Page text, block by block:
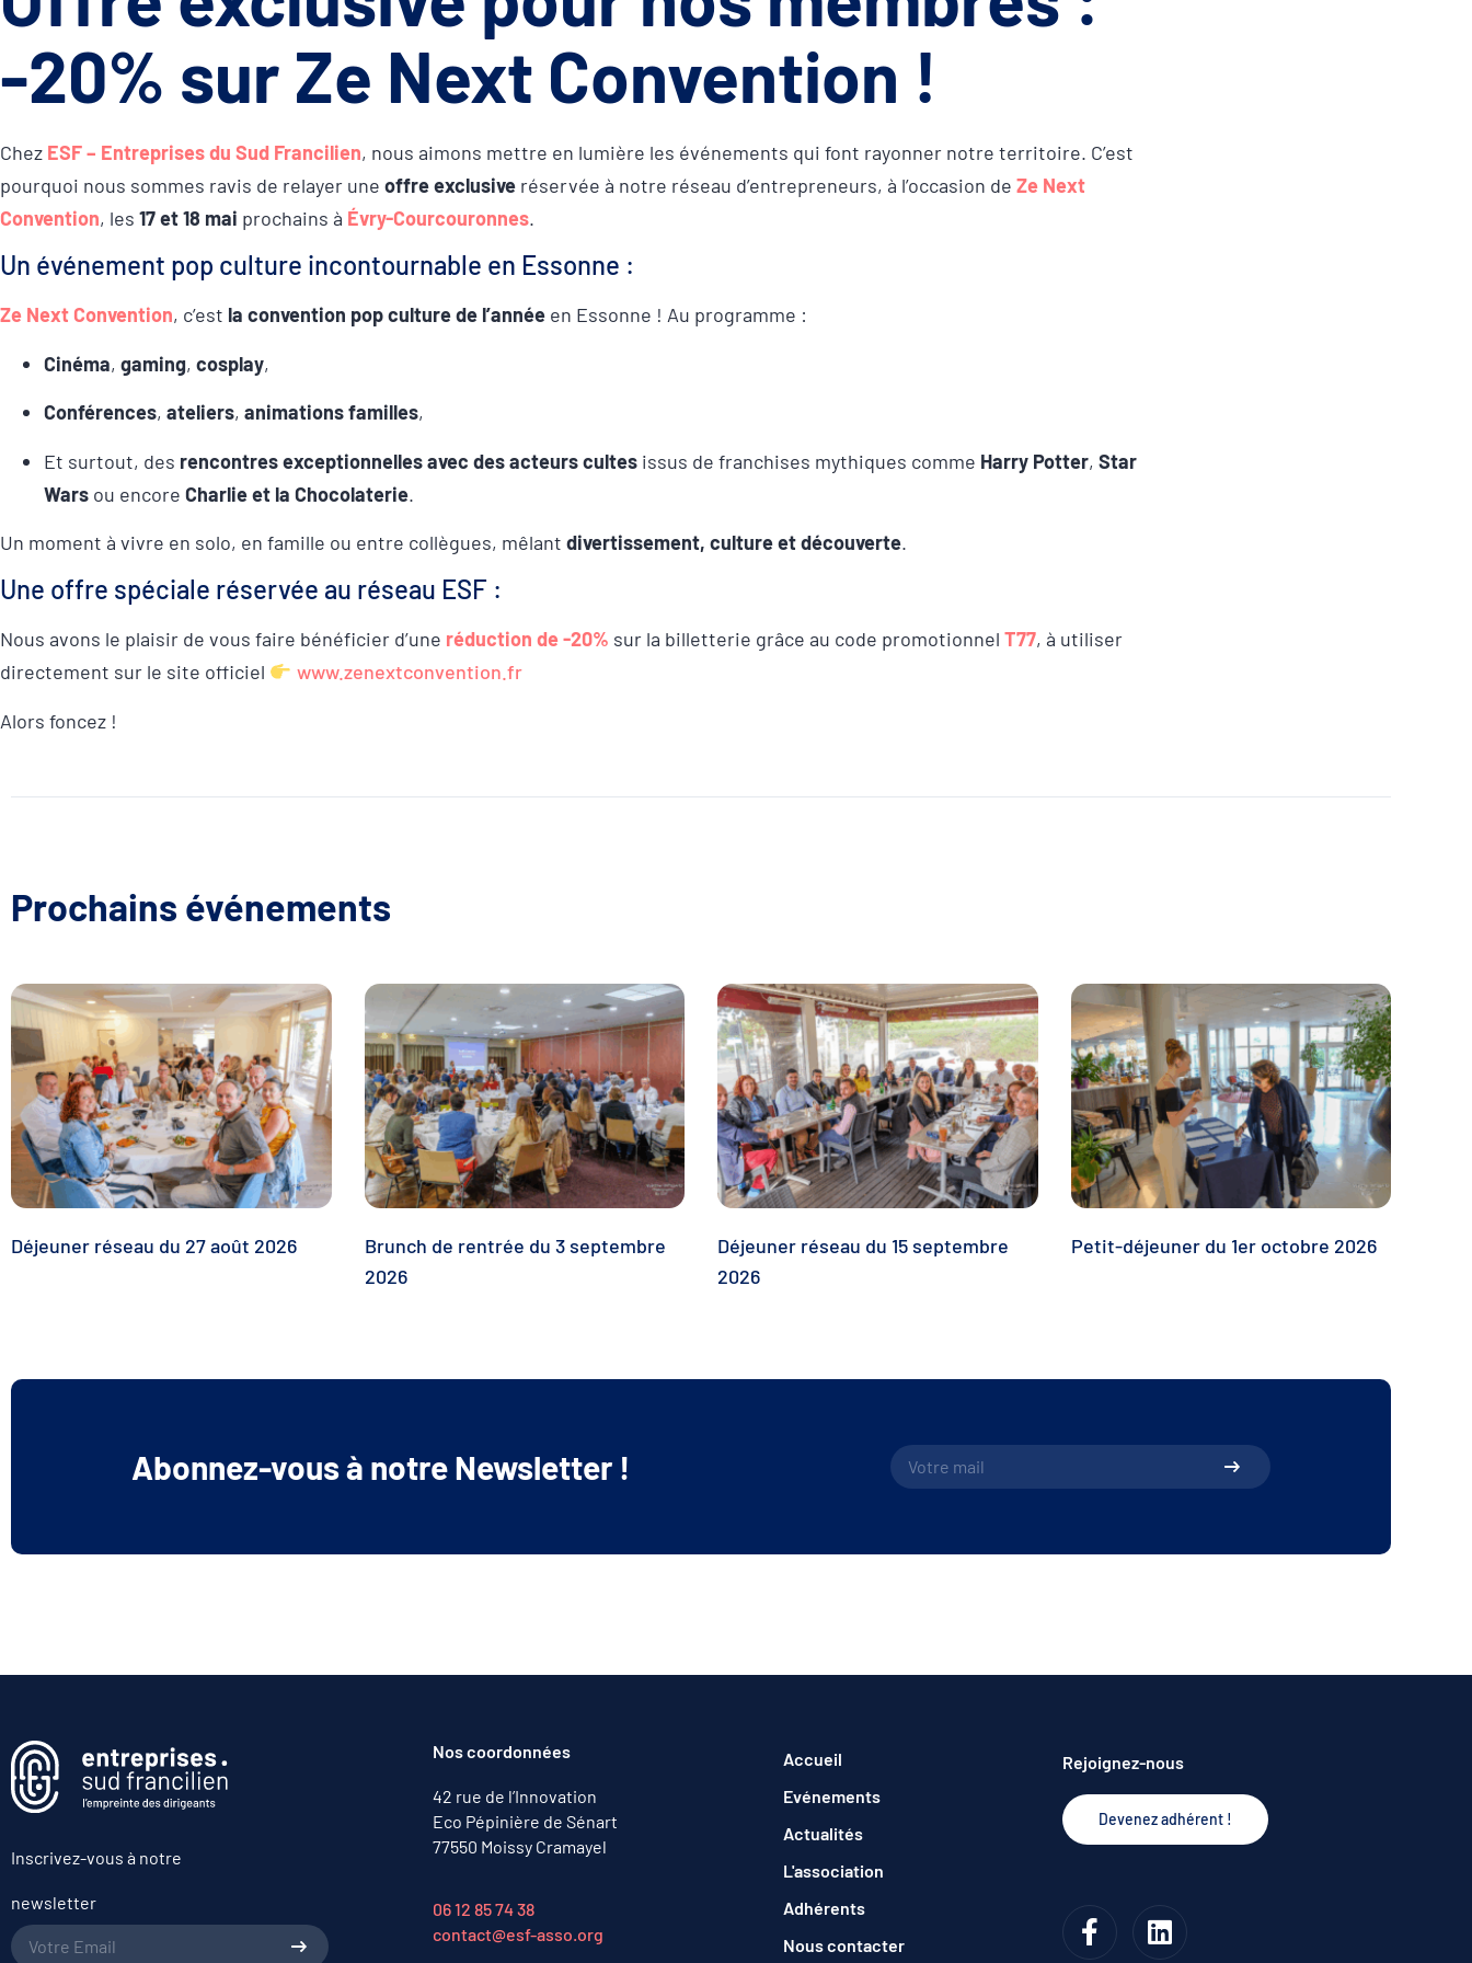
-20% sur Ze Next Convention !
Chez ESF – Entreprises du Sud Francilien, nous aimons mettre en lumière les événements qui font rayonner notre territoire. C’est
pourquoi nous sommes ravis de relayer une offre exclusive réservée à notre réseau d’entrepreneurs, à l’occasion de Ze Next
Convention, les 17 et 18 mai prochains à Évry-Courcouronnes.
Un événement pop culture incontournable en Essonne :
Ze Next Convention, c’est la convention pop culture de l’année en Essonne ! Au programme :
Cinéma, gaming, cosplay,
Conférences, ateliers, animations familles,
Et surtout, des rencontres exceptionnelles avec des acteurs cultes issus de franchises mythiques comme Harry Potter, Star
Wars ou encore Charlie et la Chocolaterie.
Un moment à vivre en solo, en famille ou entre collègues, mêlant divertissement, culture et découverte.
Une offre spéciale réservée au réseau ESF :
Nous avons le plaisir de vous faire bénéficier d’une réduction de -20% sur la billetterie grâce au code promotionnel T77, à utiliser
directement sur le site officiel
www.zenextconvention.fr
Alors foncez !
Prochains événements
Déjeuner réseau du 27 août 2026
Brunch de rentrée du 3 septembre
2026
Déjeuner réseau du 15 septembre
2026
Petit-déjeuner du 1er octobre 2026
Abonnez-vous à notre Newsletter !
Inscrivez-vous à notre
newsletter
Nos coordonnées
42 rue de l’Innovation
Eco Pépinière de Sénart
77550 Moissy Cramayel
06 12 85 74 38
contact@esf-asso.org
Accueil
Evénements
Actualités
L'association
Adhérents
Nous contacter
Rejoignez-nous
Devenez adhérent !